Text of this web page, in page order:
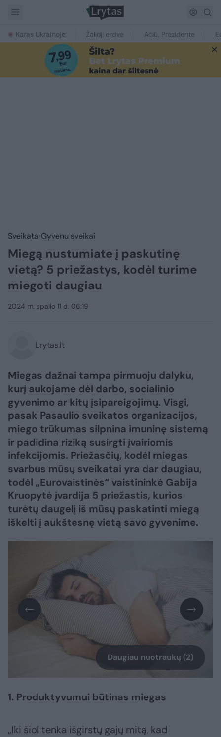
Karas Ukrainoje Žalioji erdvė Ačiū, Prezidente
Sveikata Gyvenu sveikai
Miegą nustumiate į paskutinę
vietą? 5 priežastys, kodėl turime
miegoti daugiau
2024 m. spalio 11 d. 06:19
Lrytas.lt
Miegas dažnai tampa pirmuoju dalyku,
kurį aukojame dėl darbo, socialinio
gyvenimo ar kitų įsipareigojimų. Visgi,
pasak Pasaulio sveikatos organizacijos,
miego trūkumas silpnina imuninę sistemą
ir padidina riziką susirgti įvairiomis
infekcijomis. Priežasčių, kodėl miegas
svarbus mūsų sveikatai yra dar daugiau,
todėl „Eurovaistinės“ vaistininkė Gabija
Kruopytė įvardija 5 priežastis, kurios
turėtų daugelį iš mūsų paskatinti miegą
iškelti į aukštesnę vietą savo gyvenime.
Daugiau nuotraukų (2)
1. Produktyvumui būtinas miegas
„Iki šiol tenka išgirstų gajų mitą, kad